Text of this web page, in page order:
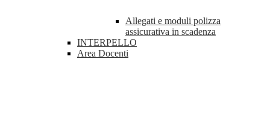
Allegati e moduli polizza
assicurativa in scadenza
INTERPELLO
Area Docenti